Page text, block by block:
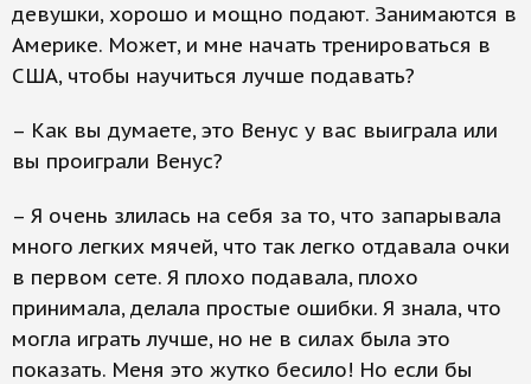
девушки, хорошо и мощно подают. Занимаются в
Америке. Может, и мне начать тренироваться в
США, чтобы научиться лучше подавать?
– Как вы думаете, это Венус у вас выиграла или
вы проиграли Венус?
– Я очень злилась на себя за то, что запарывала
много легких мячей, что так легко отдавала очки
в первом сете. Я плохо подавала, плохо
принимала, делала простые ошибки. Я знала, что
могла играть лучше, но не в силах была это
показать. Меня это жутко бесило! Но если бы